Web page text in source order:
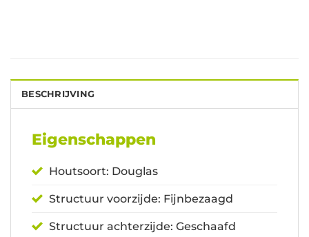
BESCHRIJVING
Eigenschappen
Houtsoort: Douglas
Structuur voorzijde: Fijnbezaagd
Structuur achterzijde: Geschaafd